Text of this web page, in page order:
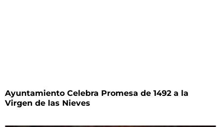
Ayuntamiento Celebra Promesa de 1492 a la
Virgen de las Nieves